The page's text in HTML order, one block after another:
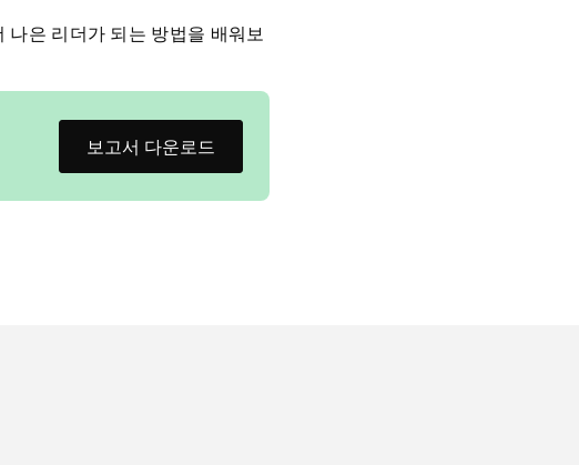
은 리더가 되는 방법을 배워보
보고서 다운로드